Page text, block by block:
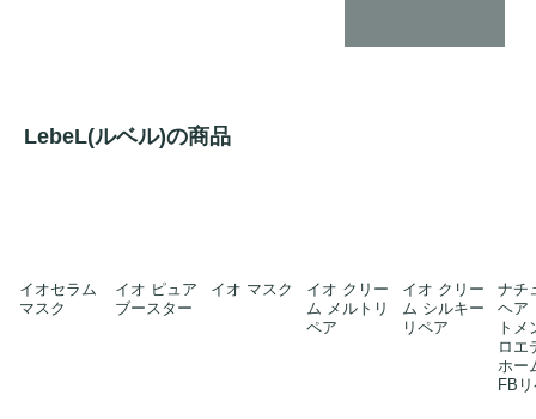
LebeL(ルベル)の商品
イオセラム
マスク
イオ ピュア
ブースター
イオ マスク
イオ クリー
ム メルトリ
ペア
イオ クリー
ム シルキー
リペア
ナチ
ヘア
トメ
ロエ
ホー
FB